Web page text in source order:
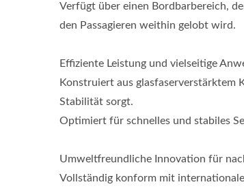
Verfügt über einen Bordbarbereich,
den Passagieren weithin gelobt wird.
Effiziente Leistung und vielseitige
Konstruiert aus
Stabilität sorgt.
Optimiert für schnelles und stabiles
Umweltfreundliche Innovation für
Vollständig konform mit
Thunfisch-Langliner-Boot